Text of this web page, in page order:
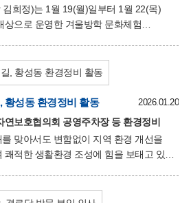
기관이 되겠다”고 밝혔다. 김희정
가 매년 보여주시는 따뜻한 나눔은
희정)는 1월 19(월)일부터 1월 22(목)
상으로 운영한 겨울방학 문화체험
로 한 창작 활동을 통하여 어린이들의
로, 유리공예의 섬세한 작업을 통해
성취감을 느낄 수 있는 시간이 되었다.
는 “아이들이 평소 접하기 어려운
하
황성동 환경정비 활동 2026.01.20
보호협의회 공영주차장 등 환경정비
맞아서도 변함없이 지역 환경 개선을
적한 생활환경 조성에 힘을 보태고 있다.
날도 방치된 생활쓰레기를 수거하며